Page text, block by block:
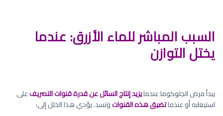
السبب المباشر للماء الأزرق: عندما
يختل التوازن
يبدأ مرض الجلوكوما عندمايزيد إنتاج السائل عن قدرة قنوات التصريفعلى
استيعابه أو عندماتضيق هذه القنواتوتسد. يؤدي هذا الخلل إلى: